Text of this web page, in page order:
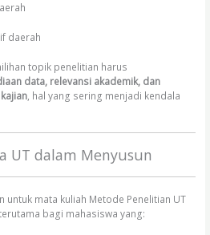
daerah
topik penelitian harus
data, relevansi akademik, dan
, hal yang sering menjadi kendala
UT dalam Menyusun
mata kuliah Metode Penelitian UT
terutama bagi mahasiswa yang: